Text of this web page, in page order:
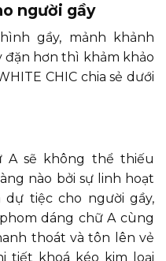
người gầy
gầy, mảnh khảnh
hơn thì khảm khảo
CHIC chia sẻ dưới
A sẽ không thể thiếu
nào bởi sự linh hoạt
dự tiệc cho người gầy,
dáng chữ A cùng
thoát và tôn lên vẻ
tiết khoá kéo kim loại